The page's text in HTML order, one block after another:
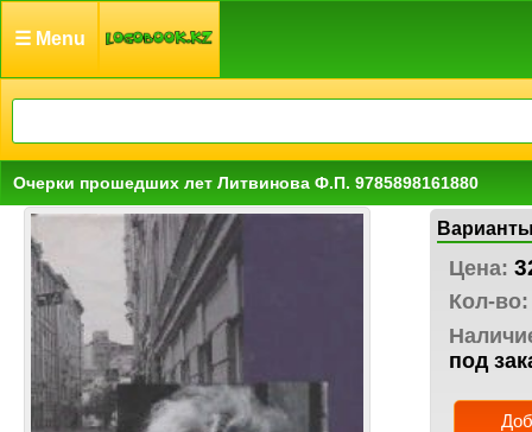
☰ Menu
Очерки прошедших лет Литвинова Ф.П. 9785898161880
Цена:
Кол-во:
под